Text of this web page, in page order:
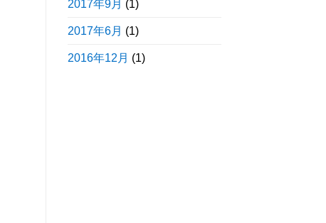
2017年9月 (1)
2017年6月 (1)
2016年12月 (1)